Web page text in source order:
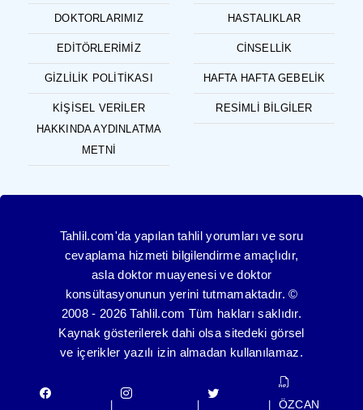
DOKTORLARIMIZ
EDITÖRLERIMIZ
GIZLILIK POLITIKASI
KIŞISEL VERILER
HAKKINDA AYDINLATMA
METNI
HASTALIKLAR
CINSELLIK
HAFTA HAFTA GEBELIK
RESIMLI BILGILER
Tahlil.com'da yapılan tahlil yorumları ve soru
cevaplama hizmeti bilgilendirme amaçlıdır,
asla doktor muayenesi ve doktor
konsültasyonunun yerini tutmamaktadır. ©
2008 - 2026 Tahlil.com Tüm hakları saklıdır.
Kaynak gösterilerek dahi olsa sitedeki görsel
ve içerikler yazılı izin almadan kullanılamaz.
ÖZCAN